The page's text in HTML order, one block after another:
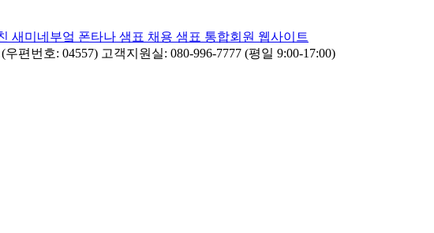
새미네부엌 폰타나 샘표 채용 샘표 통합회원 웹사이트
편번호: 04557) 고객지원실: 080-996-7777 (평일 9:00-17:00)